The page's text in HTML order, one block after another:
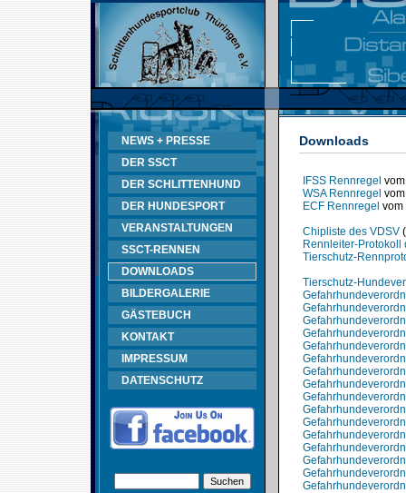
NEWS + PRESSE
DER SSCT
DER SCHLITTENHUND
DER HUNDESPORT
VERANSTALTUNGEN
SSCT-RENNEN
DOWNLOADS
BILDERGALERIE
GÄSTEBUCH
KONTAKT
IMPRESSUM
DATENSCHUTZ
Downloads
IFSS Rennregel
WSA Rennregel
ECF Rennregel vom
Chipliste des VDSV
Rennleiter-Protokoll
Tierschutz-
Tierschutz-